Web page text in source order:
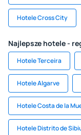
Hotele Cross City
Najlepsze hotele -
Hotele Terceira
Hotele Algarve
Hotele Costa de la
Hotele Distrito de